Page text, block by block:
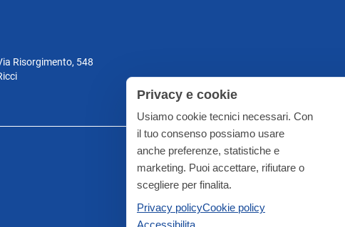
Risorgimento, 548
Privacy e cookie
Usiamo cookie tecnici necessari. Con
il tuo consenso possiamo usare
anche preferenze, statistiche e
marketing. Puoi accettare, rifiutare o
scegliere per finalita.
Privacy policyCookie policy
Accessibilita